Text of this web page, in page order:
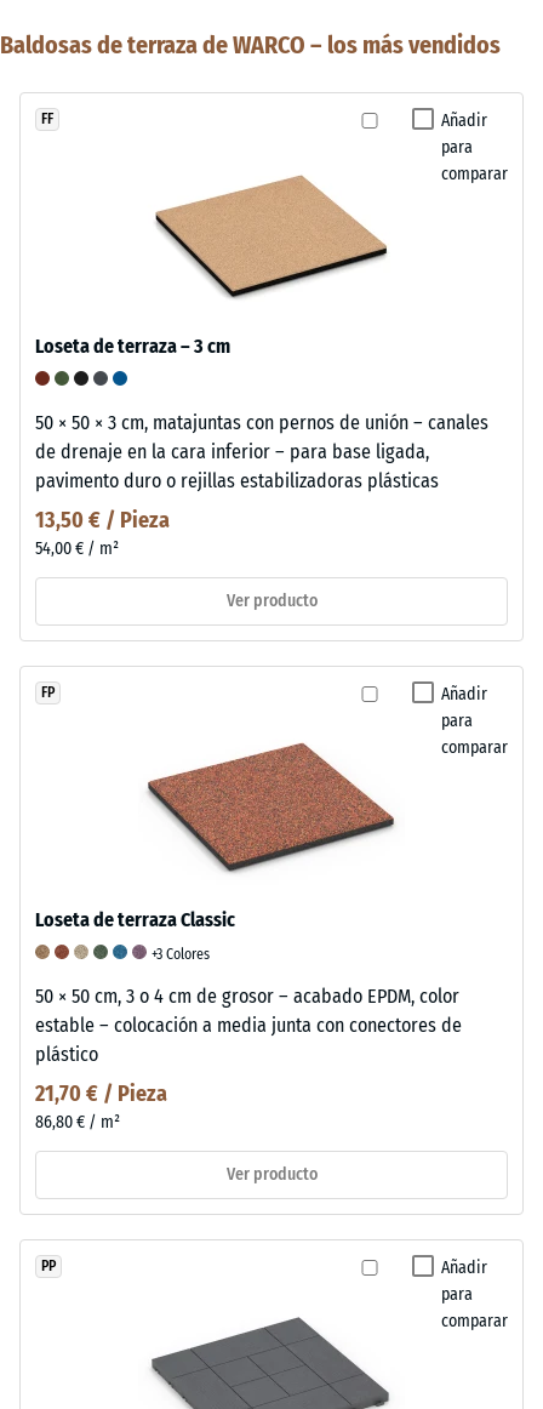
Baldosas de terraza de WARCO – los más vendidos
Añadir
para
comparar
FF
Loseta de terraza – 3 cm
50 × 50 × 3 cm, matajuntas con pernos de unión – canales
de drenaje en la cara inferior – para base ligada,
pavimento duro o rejillas estabilizadoras plásticas
13,50 € / Pieza
54,00 € / m²
Ver producto
Añadir
para
comparar
FP
Loseta de terraza Classic
+3 Colores
50 × 50 cm, 3 o 4 cm de grosor – acabado EPDM, color
estable – colocación a media junta con conectores de
plástico
21,70 € / Pieza
86,80 € / m²
Ver producto
Añadir
para
comparar
PP